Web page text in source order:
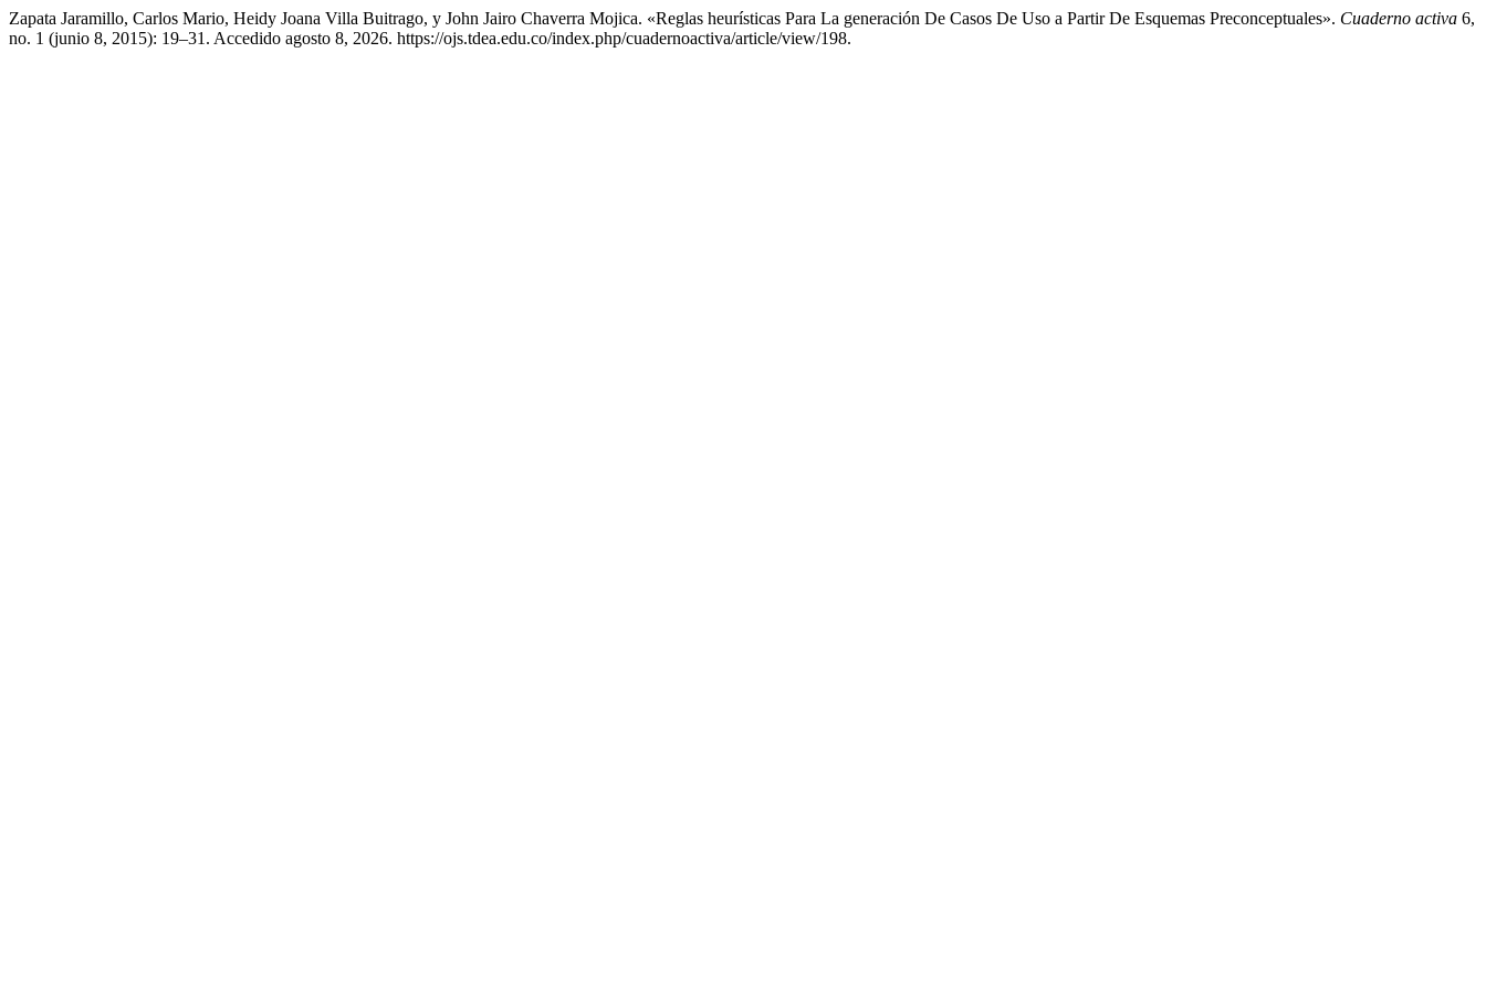
Zapata Jaramillo, Carlos Mario, Heidy Joana Villa Buitrago, y John Jairo Chaverra Mojica. «Reglas heurísticas Para La generación De Casos De Uso a Partir De Esquemas Preconceptuales». Cuaderno activa 6,
no. 1 (junio 8, 2015): 19–31. Accedido agosto 8, 2026. https://ojs.tdea.edu.co/index.php/cuadernoactiva/article/view/198.